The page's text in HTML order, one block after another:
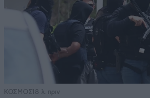
ΚΟΣΜΟΣ18 λ. πριν